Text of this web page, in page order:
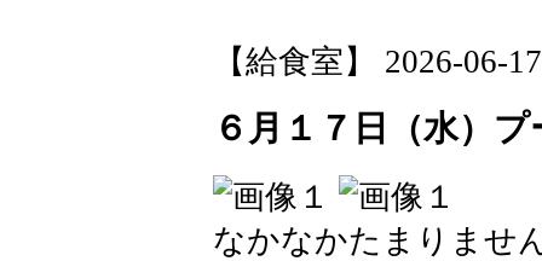
【給食室】 2026-06-
６月１７日（水）
なかなかたまりませ